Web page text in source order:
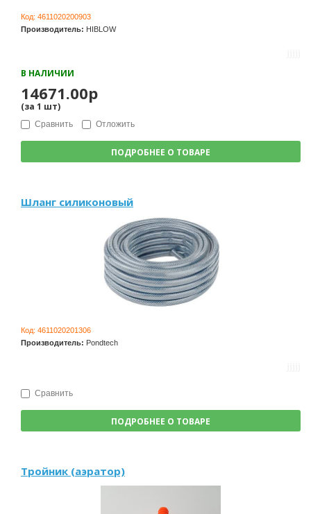
Код: 4611020200903
Производитель: HIBLOW
В НАЛИЧИИ
14671.00р
(за 1 шт)
Сравнить Отложить
ПОДРОБНЕЕ О ТОВАРЕ
Шланг силиконовый
Код: 4611020201306
Производитель: Pondtech
Сравнить
ПОДРОБНЕЕ О ТОВАРЕ
Тройник (аэратор)